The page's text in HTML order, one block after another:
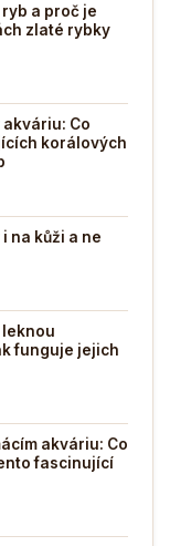
a proč je
zlaté rybky
Co
korálových
na kůži a ne
leknou
funguje jejich
akváriu: Co
fascinující